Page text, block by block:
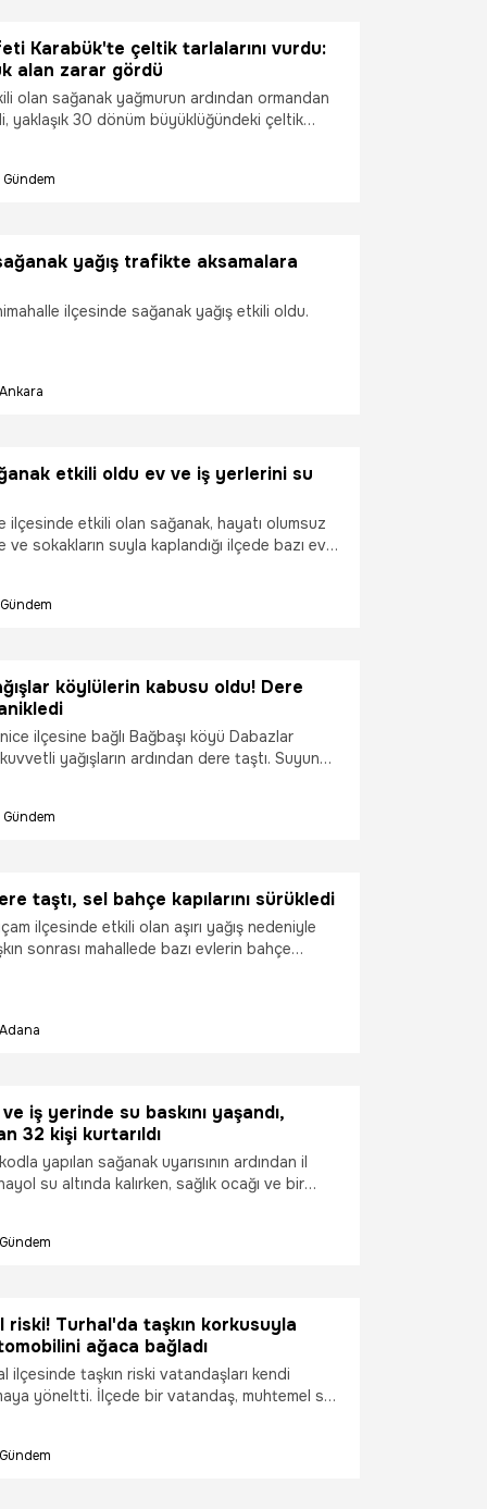
Karabük'te çeltik tarlalarını vurdu:
alan zarar gördü
olan sağanak yağmurun ardından ormandan
yaklaşık 30 dönüm büyüklüğündeki çeltik
Gündem
yağış trafikte aksamalara
ilçesinde sağanak yağış etkili oldu.
Ankara
etkili oldu ev ve iş yerlerini su
ilçesinde etkili olan sağanak, hayatı olumsuz
ve sokakların suyla kaplandığı ilçede bazı ev
Gündem
köylülerin kabusu oldu! Dere
ilçesine bağlı Bağbaşı köyü Dabazlar
yağışların ardından dere taştı. Suyun
Gündem
taştı, sel bahçe kapılarını sürükledi
ilçesinde etkili olan aşırı yağış nedeniyle
sonrası mahallede bazı evlerin bahçe
Adana
iş yerinde su baskını yaşandı,
32 kişi kurtarıldı
yapılan sağanak uyarısının ardından il
su altında kalırken, sağlık ocağı ve bir
dönüşmesini ise kentteki boş barajlar ve
Gündem
riski! Turhal'da taşkın korkusuyla
ağaca bağladı
ilçesinde taşkın riski vatandaşları kendi
yöneltti. İlçede bir vatandaş, muhtemel su
Gündem